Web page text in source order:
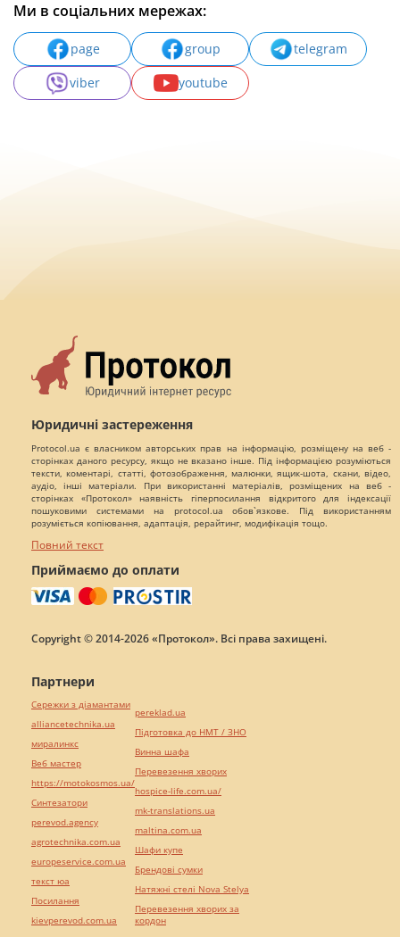
Ми в соціальних мережах:
page group
telegram
viber
youtube
Юридичні застереження
Protocol.ua є власником авторських прав на інформацію, розміщену на веб -
сторінках даного ресурсу, якщо не вказано інше. Під інформацією розуміються
тексти, коментарі, статті, фотозображення, малюнки, ящик-шота, скани, відео,
аудіо, інші матеріали. При використанні матеріалів, розміщених на веб -
сторінках «Протокол» наявність гіперпосилання відкритого для індексації
пошуковими системами на protocol.ua обов`язкове. Під використанням
розуміється копіювання, адаптація, рерайтинг, модифікація тощо.
Повний текст
Приймаємо до оплати
Copyright © 2014-2026 «Протокол». Всі права захищені.
Партнери
Сережки з діамантами
alliancetechnika.ua
миралинкс
Веб мастер
https://motokosmos.ua/
Синтезатори
perevod.agency
agrotechnika.com.ua
europeservice.com.ua
текст юа
Посилання
kievperevod.com.ua
pereklad.ua
Підготовка до НМТ / ЗНО
Винна шафа
Перевезення хворих
hospice-life.com.ua/
mk-translations.ua
maltina.com.ua
Шафи купе
Брендові сумки
Натяжні стелі Nova Stelya
Перевезення хворих за
кордон